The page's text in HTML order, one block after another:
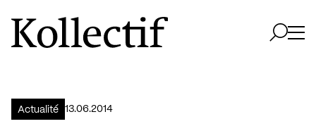
Aller à la page d'accueil
Logo Kollectif
Actualité 13.06.2014